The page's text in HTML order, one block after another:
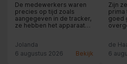
De medewerkers waren
precies op tijd zoals
aangegeven in de tracker,
ze hebben het apparaat
meegeholpen met
overladen en de oude
Jolanda
6 augustus 2026
Bekijk
Zijn
prima
goed
de
6